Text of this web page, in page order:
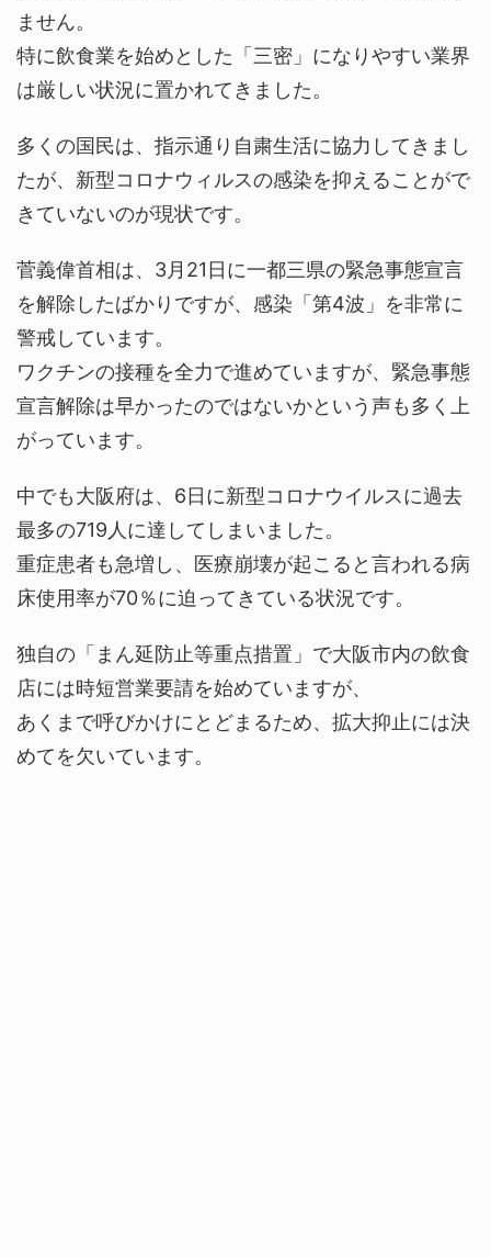
ません。
特に飲食業を始めとした「三密」になりやすい業界
は厳しい状況に置かれてきました。
多くの国民は、指示通り自粛生活に協力してきまし
たが、新型コロナウィルスの感染を抑えることがで
きていないのが現状です。
菅義偉首相は、3月21日に一都三県の緊急事態宣言
を解除したばかりですが、感染「第4波」を非常に
警戒しています。
ワクチンの接種を全力で進めていますが、緊急事態
宣言解除は早かったのではないかという声も多く上
がっています。
中でも大阪府は、6日に新型コロナウイルスに過去
最多の719人に達してしまいました。
重症患者も急増し、医療崩壊が起こると言われる病
床使用率が70％に迫ってきている状況です。
独自の「まん延防止等重点措置」で大阪市内の飲食
店には時短営業要請を始めていますが、
あくまで呼びかけにとどまるため、拡大抑止には決
めてを欠いています。